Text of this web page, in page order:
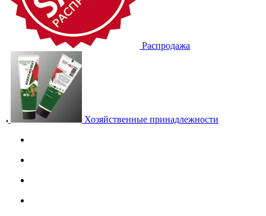
Распродажа
Хозяйственные принадлежности